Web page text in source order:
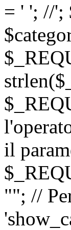
= ' '; //';
il
""; //